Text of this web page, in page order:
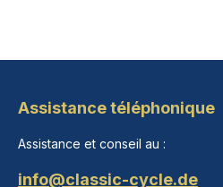
Assistance téléphonique
Assistance et conseil au :
info@classic-cycle.de